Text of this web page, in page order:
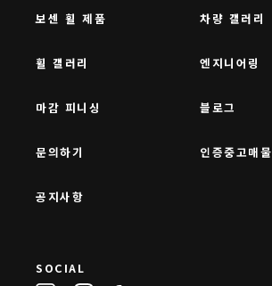
보센 휠 제품 차량 갤러리
휠 갤러리 엔지니어링
마감 피니싱 블로그
문의하기 인증중고매물
공지사항
SOCIAL